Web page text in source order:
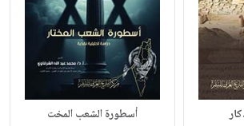
أسطورة الشعب المخت